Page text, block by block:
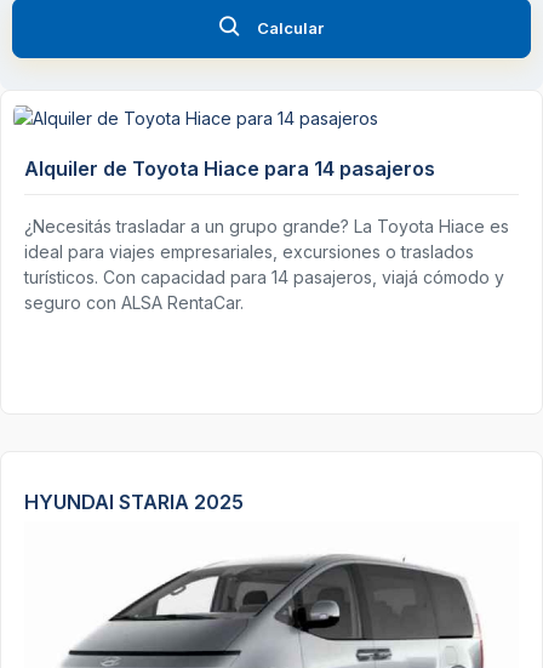
Calcular
Alquiler de Toyota Hiace para 14 pasajeros
¿Necesitás trasladar a un grupo grande? La Toyota Hiace es
ideal para viajes empresariales, excursiones o traslados
turísticos. Con capacidad para 14 pasajeros, viajá cómodo y
seguro con ALSA RentaCar.
HYUNDAI STARIA 2025